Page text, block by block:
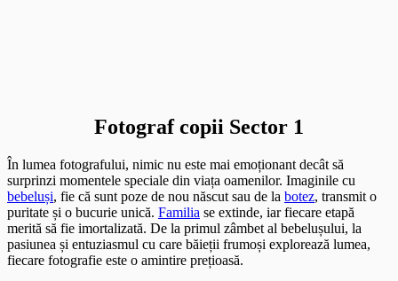
Fotograf copii Sector 1
În lumea fotografului, nimic nu este mai emoționant decât să
surprinzi momentele speciale din viața oamenilor. Imaginile cu
bebeluși, fie că sunt poze de nou născut sau de la botez, transmit o
puritate și o bucurie unică. Familia se extinde, iar fiecare etapă
merită să fie imortalizată. De la primul zâmbet al bebelușului, la
pasiunea și entuziasmul cu care băieții frumoși explorează lumea,
fiecare fotografie este o amintire prețioasă.